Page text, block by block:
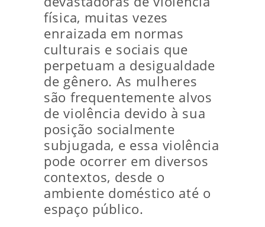
física, muitas vezes
enraizada em normas
culturais e sociais que
perpetuam a desigualdade
de gênero. As mulheres
são frequentemente alvos
de violência devido à sua
posição socialmente
subjugada, e essa violência
pode ocorrer em diversos
contextos, desde o
ambiente doméstico até o
espaço público.